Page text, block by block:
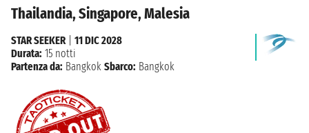
Thailandia, Singapore, Malesia
STAR SEEKER| 11 DIC 2028
Durata: 15 notti
Partenza da: Bangkok Sbarco: Bangkok